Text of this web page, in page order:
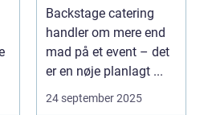
Backstage catering
handler om mere end
mad på et event – det
er en nøje planlagt ...
24 september 2025